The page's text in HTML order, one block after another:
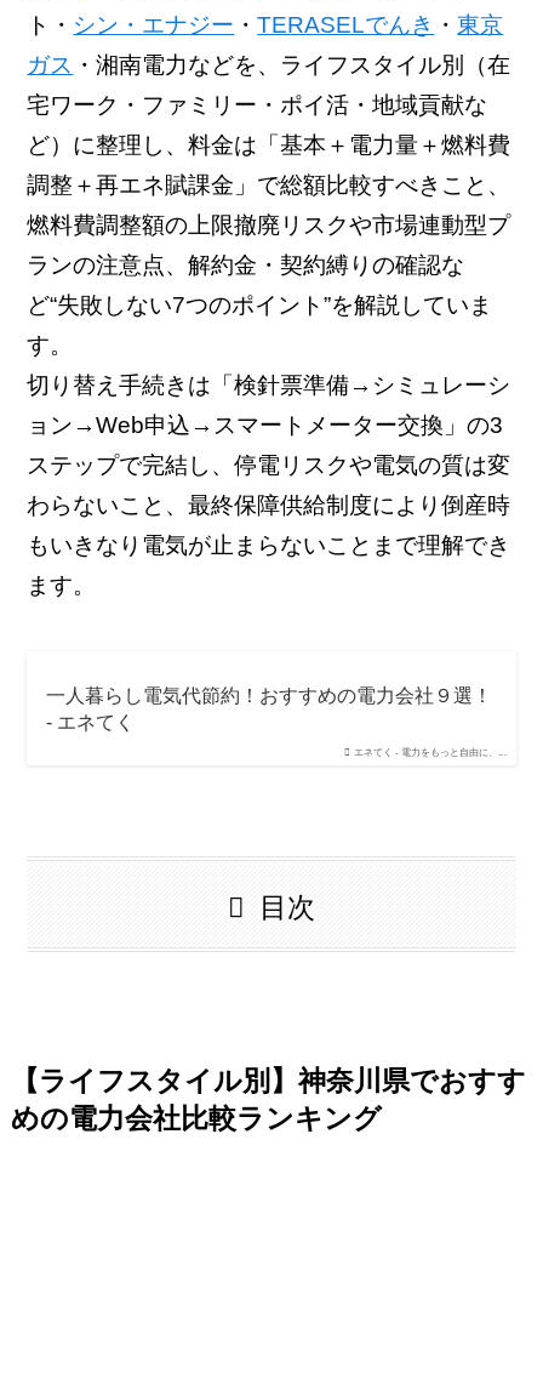
ト・ シン・エナジー ・TERASELでんき ・東京
ガス ・湘南電力などを、ライフスタイル別（在
宅ワーク・ファミリー・ポイ活・地域貢献な
ど）に整理し、料金は「基本＋電力量＋燃料費
調整＋再エネ賦課金」で総額比較すべきこと、
燃料費調整額の上限撤廃リスクや市場連動型プ
ランの注意点、解約金・契約縛りの確認な
ど“失敗しない7つのポイント”を解説していま
す。
切り替え手続きは「検針票準備→シミュレーシ
ョン→Web申込→スマートメーター交換」の3
ステップで完結し、停電リスクや電気の質は変
わらないこと、最終保障供給制度により倒産時
もいきなり電気が止まらないことまで理解でき
ます。
エネてく - 電力をもっと自由に、...
一人暮らし電気代節約！おすすめの電力会社９選！
- エネてく
目次
【ライフスタイル別】神奈川県でおすす
めの電力会社比較ランキング